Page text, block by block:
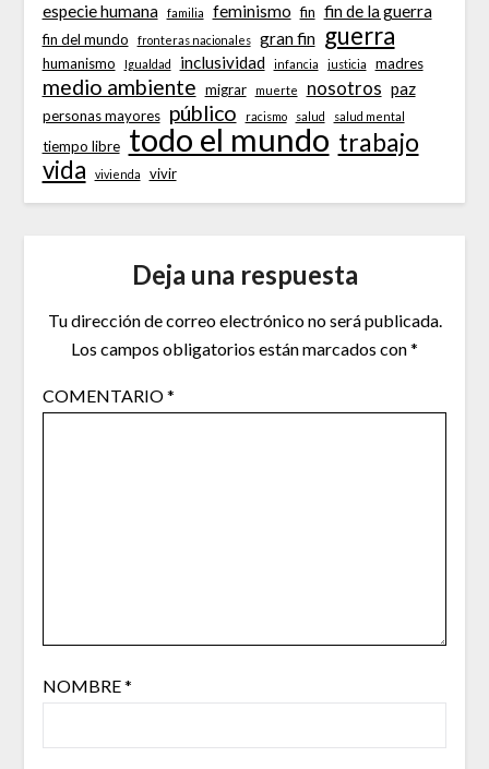
especie humana familia feminismo fin fin de la guerra
fin del mundo fronteras nacionales gran fin guerra
humanismo Igualdad inclusividad infancia justicia madres
medio ambiente migrar muerte nosotros paz
personas mayores público racismo salud salud mental
tiempo libre todo el mundo trabajo
vida vivienda vivir
Deja una respuesta
Tu dirección de correo electrónico no será publicada.
Los campos obligatorios están marcados con*
COMENTARIO*
NOMBRE*